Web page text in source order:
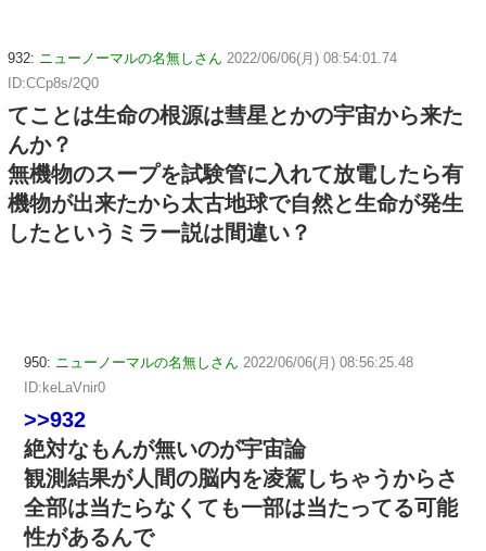
932: ニューノーマルの名無しさん 2022/06/06(月) 08:54:01.74
ID:CCp8s/2Q0
てことは生命の根源は彗星とかの宇宙から来た
んか？
無機物のスープを試験管に入れて放電したら有
機物が出来たから太古地球で自然と生命が発生
したというミラー説は間違い？
950: ニューノーマルの名無しさん 2022/06/06(月) 08:56:25.48
ID:keLaVnir0
>>932
絶対なもんが無いのが宇宙論
観測結果が人間の脳内を凌駕しちゃうからさ
全部は当たらなくても一部は当たってる可能
性があるんで